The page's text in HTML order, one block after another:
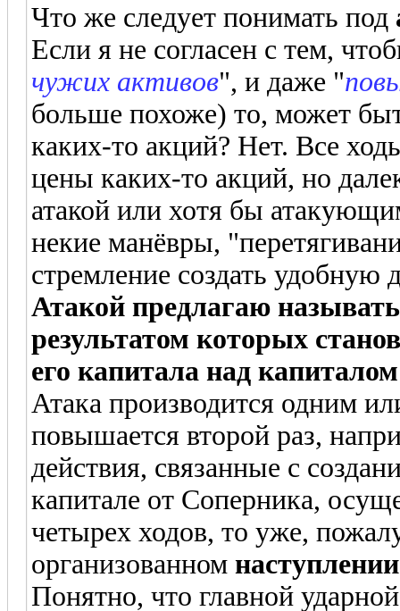
Что же следует понимать под
Если я не согласен с тем,
чужих активов", и даже "
больше похоже) то, может
каких-то акций? Нет. Все
цены каких-то акций, но
атакой или хотя бы
некие манёвры,
стремление создать удобную
Атакой предлагаю
результатом которых
его капитала над
Атака производится одним
повышается второй раз,
действия, связанные с
капитале от Соперника,
четырех ходов, то уже,
организованном наступлении
Понятно, что главной